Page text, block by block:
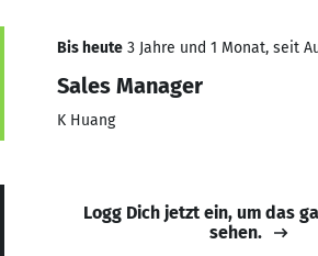
Bis heute 3 Jahre und 1 Monat, seit
Sales Manager
K Huang
Logg Dich jetzt ein, um das
sehen.